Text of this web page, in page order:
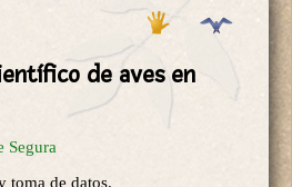
de aves en
Segura
toma de datos.